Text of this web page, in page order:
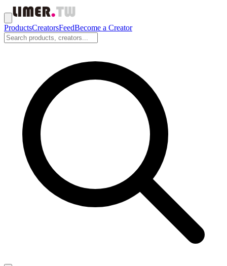
ProductsCreatorsFeedBecome a Creator